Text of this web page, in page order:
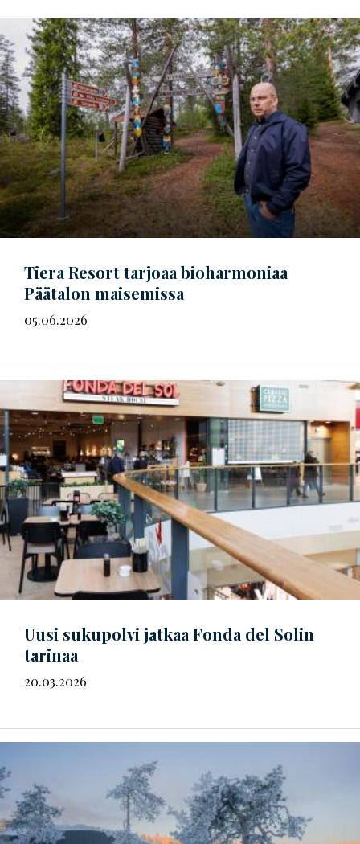
Tiera Resort tarjoaa bioharmoniaa
Päätalon maisemissa
05.06.2026
Uusi sukupolvi jatkaa Fonda del Solin
tarinaa
20.03.2026